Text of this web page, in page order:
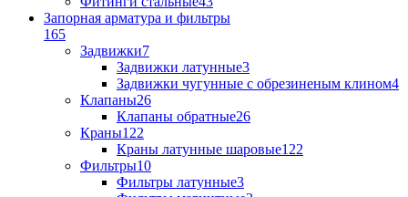
Запорная арматура и фильтры
165
Задвижки7
Задвижки латунные3
Задвижки чугунные с обрезиненым клином4
Клапаны26
Клапаны обратные26
Краны122
Краны латунные шаровые122
Фильтры10
Фильтры латунные3